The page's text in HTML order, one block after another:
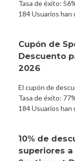
Tasa de éxito:
184 Usuarios
Cupón de
Descuento
2026
El cupón de
Tasa de éxito:
184 Usuarios
10% de
superiores a